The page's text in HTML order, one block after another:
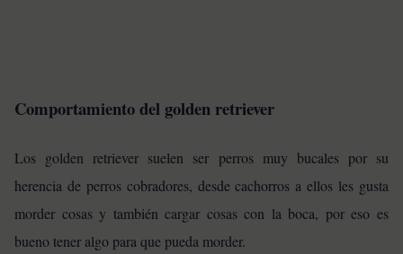
Comportamiento del golden retriever
Los golden retriever suelen ser perros muy bucales por su
herencia de perros cobradores, desde cachorros a ellos les gusta
morder cosas y también cargar cosas con la boca, por eso es
bueno tener algo para que pueda morder.